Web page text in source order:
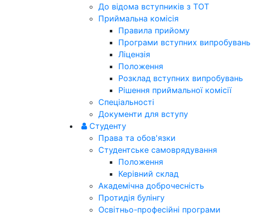
До відома вступників з ТОТ
Приймальна комісія
Правила прийому
Програми вступних випробувань
Ліцензія
Положення
Розклад вступних випробувань
Рішення приймальної комісії
Спеціальності
Документи для вступу
Студенту
Права та обов'язки
Студентське самоврядування
Положення
Керівний склад
Академічна доброчесність
Протидія булінгу
Освітньо-професійні програми